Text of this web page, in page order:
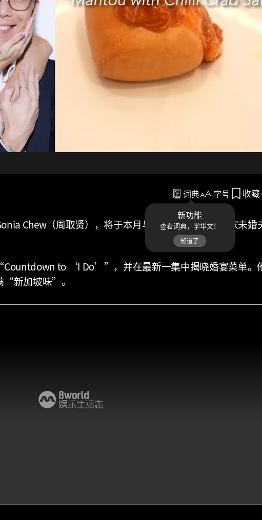
词典
新功能
查看词典，学华文！
知道了
字号 收藏
Chew（周取贤），将于本月与大14岁的投资银行家未婚
to ‘I Do’”，并在最新一集中揭晓婚宴菜单。
“新加坡味”。